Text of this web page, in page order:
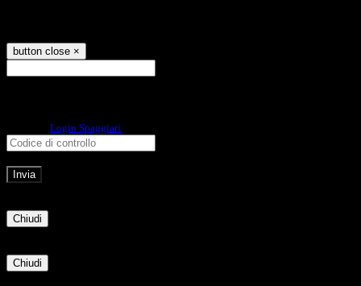
button close ×
Login Spaggiari
Chiudi
Chiudi